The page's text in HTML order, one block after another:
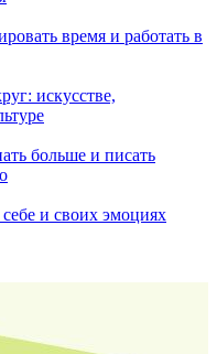
время и работать в
искусстве,
больше и писать
и своих эмоциях